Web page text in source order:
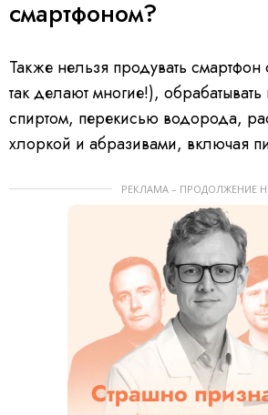
смартфоном?
Также нельзя продувать смартфон
так делают многие!),
спиртом, перекисью водорода,
хлоркой и абразивами, включая
РЕКЛАМА – ПРОДОЛЖЕНИЕ